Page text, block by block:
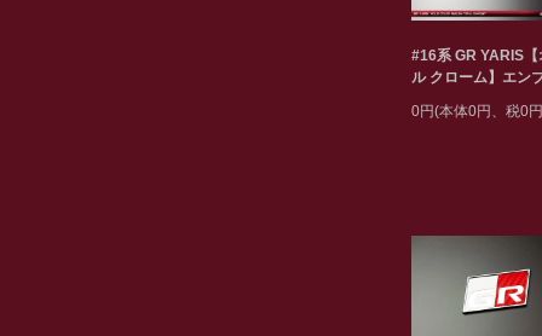
#16系 GR YARIS【
ル クローム】エン
0円(本体0円、税0